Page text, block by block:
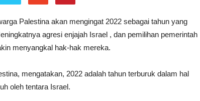
Palestina akan mengingat 2022 sebagai tahun yang
agresi enjajah Israel , dan pemilihan pemerintah
menyangkal hak-hak mereka.
mengatakan, 2022 adalah tahun terburuk dalam hal
oleh tentara Israel.